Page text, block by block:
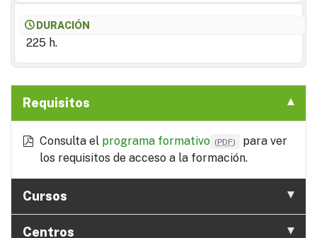
DURACIÓN
225 h.
Requisitos
Consulta el programa formativo (PDF)
para ver
los requisitos de acceso a la formación.
Cursos
Centros